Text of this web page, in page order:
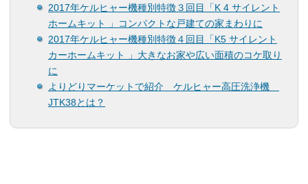
2017年ケルヒャー機種別特徴３回目「K 4 サイレント
ホームキット 」コンパクトな戸建ての家まわりに
2017年ケルヒャー機種別特徴４回目「K5 サイレント
カーホームキット 」大きなお家や広い面積のコケ取り
に
よりどりマーケットで紹介 ケルヒャー高圧洗浄機
JTK38とは？